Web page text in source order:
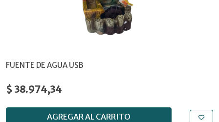
FUENTE DE AGUA USB
$ 38.974,34
AGREGAR AL CARRITO